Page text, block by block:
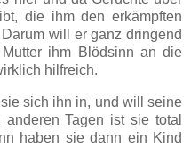
die ihm den erkämpften
will er ganz dringend
ihm Blödsinn an die
hilfreich.
sich ihn in, und will seine
Tagen ist sie total
haben sie dann ein Kind